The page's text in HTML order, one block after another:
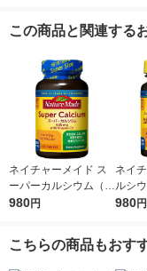
この商品と関連する
ネイチャーメイド ス
ーパーカルシウム（1
20日分） 1個（120
980円
ネイ
ルシ
ム・
980円
こちらの商品もおす